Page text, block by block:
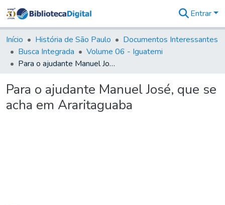
&
Coleções
Tudo na
Biblioteca
Estatísticas
Entrar
Início História de São Paulo
Documentos Interessantes
Busca Integrada
Volume 06 - Iguatemi
Para o ajudante Manuel José, que se acha em Araritaguaba
Para o ajudante Manuel José, que se
acha em Araritaguaba